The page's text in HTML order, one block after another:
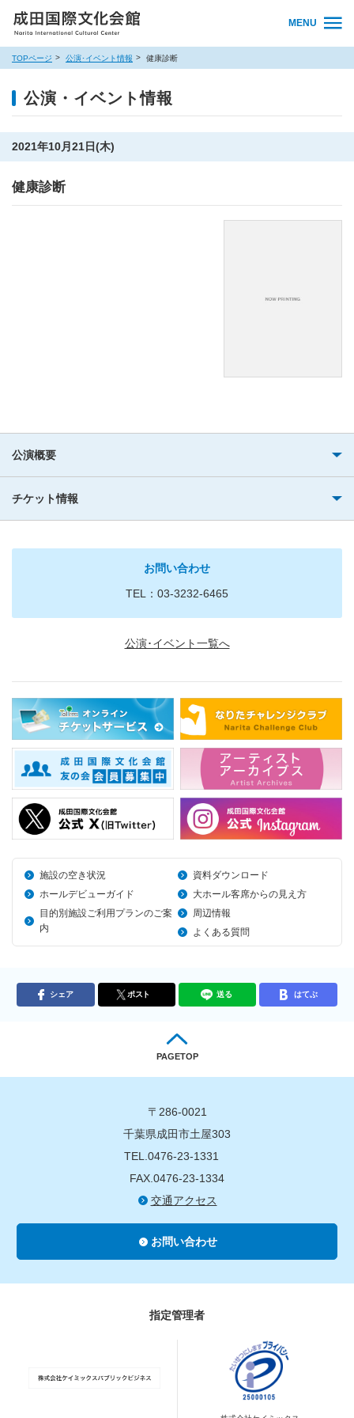
MENU
TOPページ 公演･イベント情報 健康診断
公演・イベント情報
2021年10月21日(木)
健康診断
公演概要
チケット情報
お問い合わせ
TEL：03-3232-6465
公演･イベント一覧へ
施設の空き状況
資料ダウンロード
ホールデビューガイド
大ホール客席からの見え方
目的別施設ご利用プランのご案
内
周辺情報
よくある質問
シェア ポスト 送る はてぶ
PAGETOP
〒286-0021
千葉県成田市土屋303
TEL.0476-23-1331
FAX.0476-23-1334
交通アクセス
お問い合わせ
指定管理者